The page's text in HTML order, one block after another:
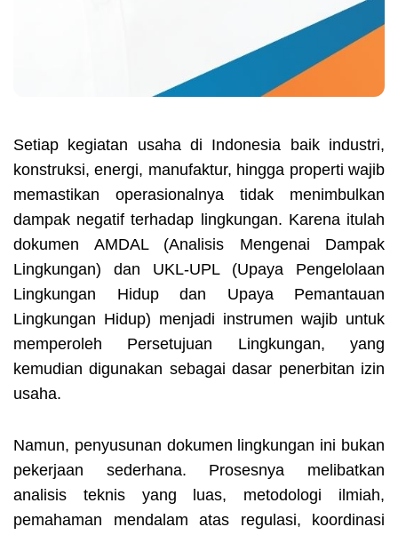
Setiap kegiatan usaha di Indonesia baik industri,
konstruksi, energi, manufaktur, hingga properti wajib
memastikan operasionalnya tidak menimbulkan
dampak negatif terhadap lingkungan. Karena itulah
dokumen AMDAL (Analisis Mengenai Dampak
Lingkungan) dan UKL-UPL (Upaya Pengelolaan
Lingkungan Hidup dan Upaya Pemantauan
Lingkungan Hidup) menjadi instrumen wajib untuk
memperoleh Persetujuan Lingkungan, yang
kemudian digunakan sebagai dasar penerbitan izin
usaha.
Namun, penyusunan dokumen lingkungan ini bukan
pekerjaan sederhana. Prosesnya melibatkan
analisis teknis yang luas, metodologi ilmiah,
pemahaman mendalam atas regulasi, koordinasi